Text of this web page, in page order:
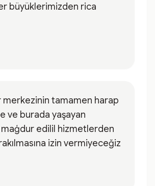
büyüklerimizden rica
merkezinin tamamen harap
ve burada yaşayan
maģdur edilil hizmetlerden
izin vermiyeceğiz